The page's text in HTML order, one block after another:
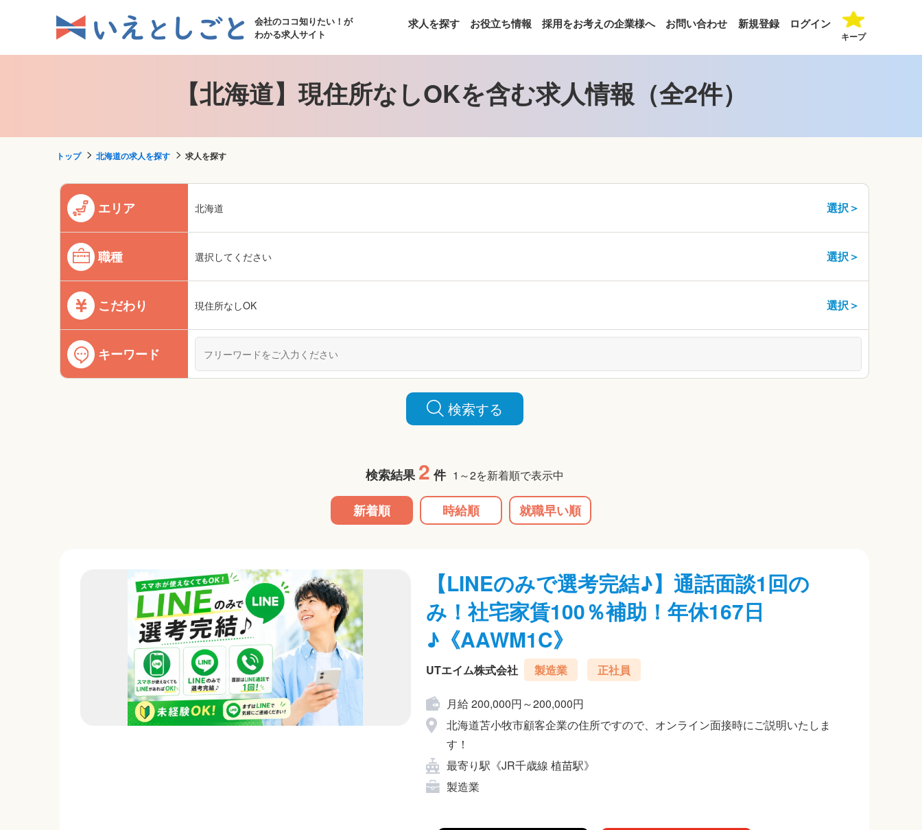
会社のココ知りたい！が
わかる求人サイト
求人を探す お役立ち情報 採用をお考えの企業様へ お問い合わせ 新規登録 ログイン
キープ
【北海道】現住所なしOKを含む求人情報（全2件）
トップ 北海道の求人を探す 求人を探す
エリア 北海道 選択＞
職種 選択してください 選択＞
こだわり 現住所なしOK 選択＞
キーワード
検索する
検索結果 2 件 1～2を新着順で表示中
新着順 時給順 就職早い順
【LINEのみで選考完結♪】通話面談1回の
み！社宅家賃100％補助！年休167日
♪《AAWM1C》
UTエイム株式会社 製造業 正社員
月給 200,000円～200,000円
北海道苫小牧市顧客企業の住所ですので、オンライン面接時にご説明いたしま
す！
最寄り駅《JR千歳線 植苗駅》
製造業